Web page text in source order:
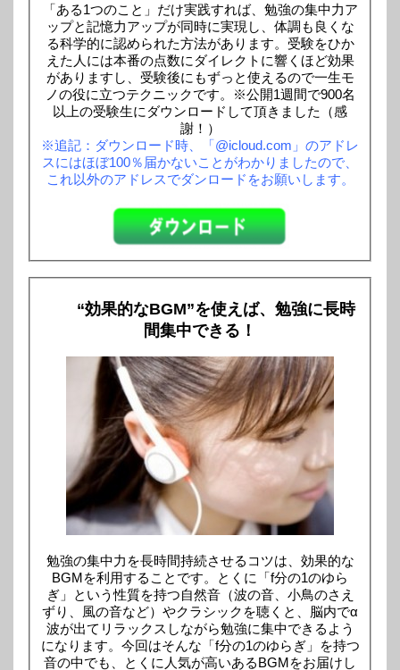
「ある1つのこと」だけ実践すれば、勉強の集中力ア
ップと記憶力アップが同時に実現し、体調も良くな
る科学的に認められた方法があります。受験をひか
えた人には本番の点数にダイレクトに響くほど効果
がありますし、受験後にもずっと使えるので一生モ
ノの役に立つテクニックです。※公開1週間で900名
以上の受験生にダウンロードして頂きました（感
謝！）
※追記：ダウンロード時、「@icloud.com」のアドレ
スにはほぼ100％届かないことがわかりましたので、
これ以外のアドレスでダンロードをお願いします。
“効果的なBGM”を使えば、勉強に長時
間集中できる！
勉強の集中力を長時間持続させるコツは、効果的な
BGMを利用することです。とくに「f分の1のゆら
ぎ」という性質を持つ自然音（波の音、小鳥のさえ
ずり、風の音など）やクラシックを聴くと、脳内でα
波が出てリラックスしながら勉強に集中できるよう
になります。今回はそんな「f分の1のゆらぎ」を持つ
音の中でも、とくに人気が高いあるBGMをお届けし